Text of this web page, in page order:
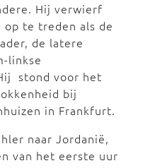
Hij verwierf
op te treden als de
de latere
linkse
stond voor het
bij
in Frankfurt.
naar Jordanië,
van het eerste uur